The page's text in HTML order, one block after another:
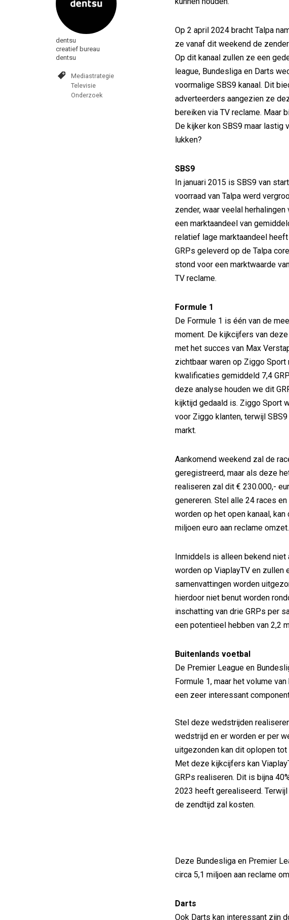
dentsu
creatief bureau
dentsu
Mediastrategie
Televisie
Onderzoek
Op 2 april 2024 bracht Talpa
ze vanaf dit weekend de
Op dit kanaal zullen ze een
league, Bundesliga en Darts
voormalige SBS9 kanaal. Dit
adverteerders aangezien ze
bereiken via TV reclame. Maar
De kijker kon SBS9 maar lastig
lukken?
SBS9
In januari 2015 is SBS9 van
voorraad van Talpa werd
zender, waar veelal
een marktaandeel van
relatief lage marktaandeel
GRPs geleverd op de Talpa
stond voor een marktwaarde
TV reclame.
Formule 1
De Formule 1 is één van de
moment. De kijkcijfers van
met het succes van Max
zichtbaar waren op Ziggo
kwalificaties gemiddeld 7,4
deze analyse houden we dit
kijktijd gedaald is. Ziggo Sport
voor Ziggo klanten, terwijl
markt.
Aankomend weekend zal de
geregistreerd, maar als deze
realiseren zal dit € 230.000,-
genereren. Stel alle 24 races
worden op het open kanaal,
miljoen euro aan reclame omzet.
Inmiddels is alleen bekend
worden op ViaplayTV en zullen
samenvattingen worden
hierdoor niet benut worden
inschatting van drie GRPs per
een potentieel hebben van 2,2
Buitenlands voetbal
De Premier League en
Formule 1, maar het volume
een zeer interessant
Stel deze wedstrijden
wedstrijd en er worden er per
uitgezonden kan dit oplopen
Met deze kijkcijfers kan
GRPs realiseren. Dit is bijna
2023 heeft gerealiseerd.
de zendtijd zal kosten.
Deze Bundesliga en Premier
circa 5,1 miljoen aan reclame
Darts
Ook Darts kan interessant zijn